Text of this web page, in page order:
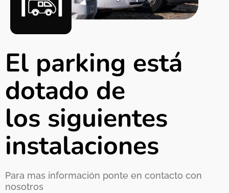
El parking está
dotado de
los siguientes
instalaciones
Para mas información ponte en contacto con
nosotros